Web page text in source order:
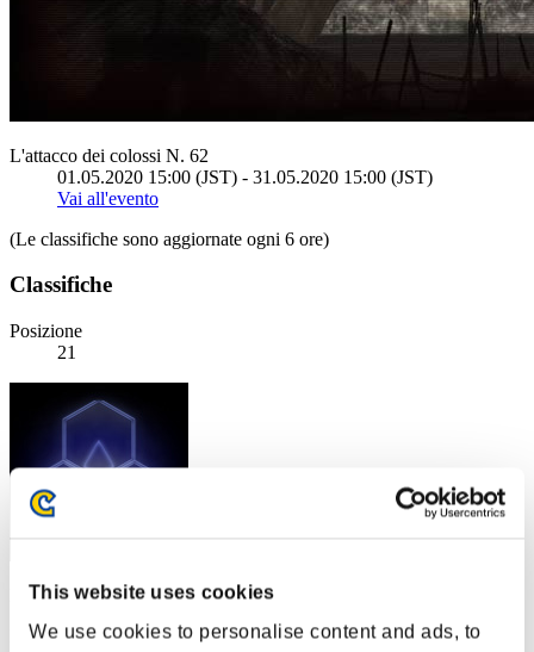
This website uses cookies
We use cookies to personalise content and ads, to
L'attacco dei colossi N. 62
01.05.2020 15:00 (JST) - 31.05.2020 15:00 (JST)
Vai all'evento
(Le classifiche sono aggiornate ogni 6 ore)
Classifiche
Posizione
21
Punteggio: -
Posizione